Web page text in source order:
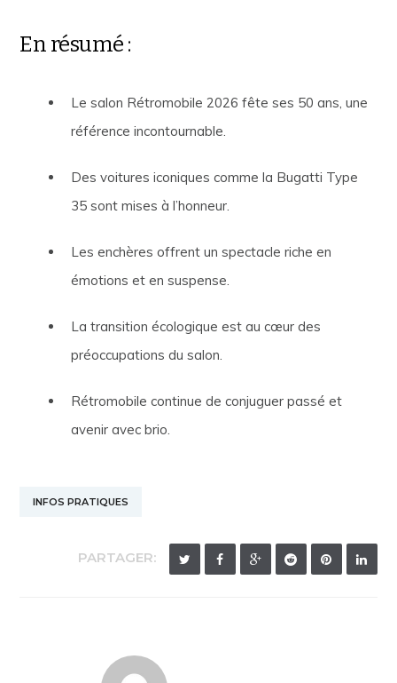
En résumé :
Le salon Rétromobile 2026 fête ses 50 ans, une
référence incontournable.
Des voitures iconiques comme la Bugatti Type
35 sont mises à l’honneur.
Les enchères offrent un spectacle riche en
émotions et en suspense.
La transition écologique est au cœur des
préoccupations du salon.
Rétromobile continue de conjuguer passé et
avenir avec brio.
INFOS PRATIQUES
PARTAGER: